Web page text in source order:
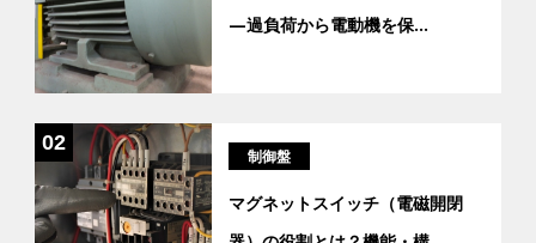
―過負荷から電動機を保...
02
制御盤
マグネットスイッチ（電磁開閉